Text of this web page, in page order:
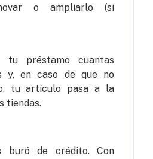
o ampliarlo (si
tu préstamo cuantas
y, en caso de que no
tu artículo pasa a la
tiendas.
buró de crédito. Con